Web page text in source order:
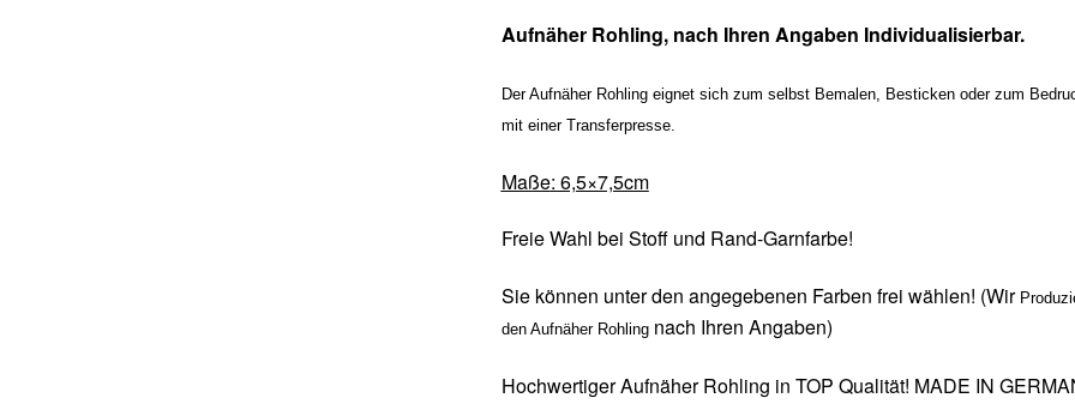
Aufnäher Rohling, nach Ihren Angaben Individualisierbar.
Der Aufnäher Rohling eignet sich zum selbst Bemalen, Besticken oder zum
mit einer Transferpresse.
Maße: 6,5×7,5cm
Freie Wahl bei Stoff und Rand-Garnfarbe!
Sie können unter den angegebenen Farben frei wählen! (Wir
den Aufnäher Rohling nach Ihren Angaben)
Hochwertiger Aufnäher Rohling in TOP Qualität! MADE IN